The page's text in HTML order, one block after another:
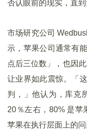
否认眼前的现实，直到
市场研究公司
示，苹果公司通常有
点后三位数」，也因
让业界如此震惊。「
判，」他认为，库克
20％左右，80% 是苹
苹果在执行层面上的问